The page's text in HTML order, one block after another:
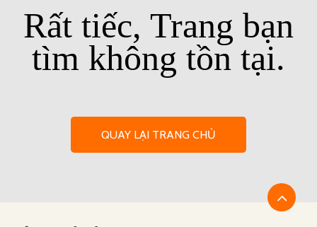
Rất tiếc, Trang bạn
tìm không tồn tại.
QUAY LẠI TRANG CHỦ